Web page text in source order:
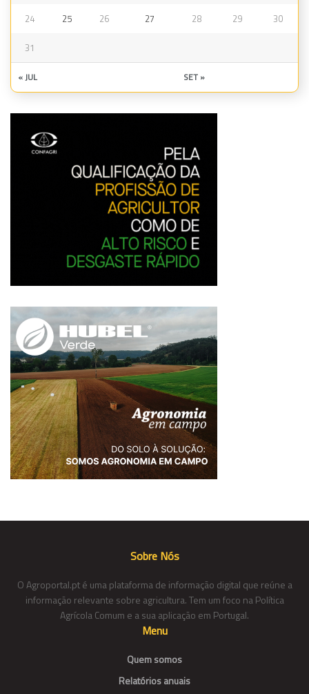
24 25 26 27 28 29 30
31
« JUL SET »
Sobre Nós
O Agroportal.pt é uma plataforma de informação digital que reúne a
informação relevante sobre agricultura. Tem um foco na Política
Agrícola Comum e a sua aplicação em Portugal.
Menu
Quem somos
Relatórios anuais